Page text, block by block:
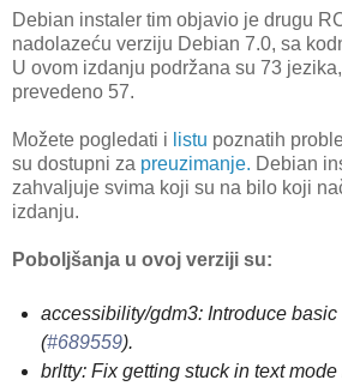
Debian instaler tim objavio je drugu
nadolazeću verziju Debian 7.0, sa
U ovom izdanju podržana su 73
prevedeno 57.
Možete pogledati i listu poznatih
su dostupni za preuzimanje. Debian
zahvaljuje svima koji su na bilo koji
izdanju.
Poboljšanja u ovoj verziji su:
accessibility/gdm3: Introduce basic
(#689559).
brltty: Fix getting stuck in text